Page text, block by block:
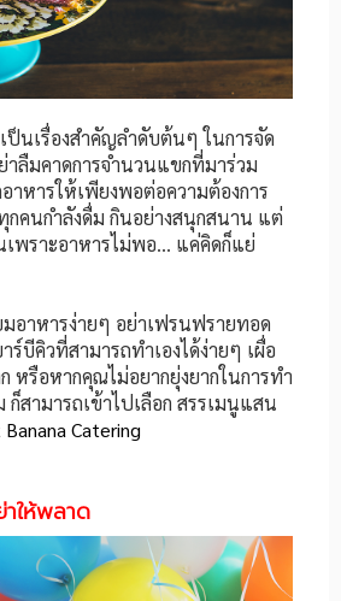
ป็นเรื่องสำคัญลำดับต้นๆ ในการจัด
ลืมคาดการจำนวนแขกที่มาร่วม
าหารให้เพียงพอต่อความต้องการ
กคนกำลังดื่ม กินอย่างสนุกสนาน แต่
เพราะอาหารไม่พอ… แค่คิดก็แย่
อาหารง่ายๆ อย่าเฟรนฟรายทอด
บีคิวที่สามารถทำเองได้ง่ายๆ เผื่อ
หรือหากคุณไม่อยากยุ่งยากในการทำ
ก็สามารถเข้าไปเลือก สรรเมนูแสน
Catering
ให้พลาด